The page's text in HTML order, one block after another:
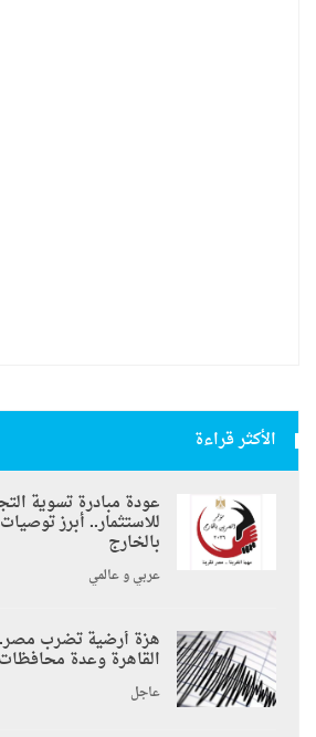
الأكثر قراءة
عودة مبادرة تسوية
للاستثمار.. أبرز
بالخارج
عربي و عالمي
هزة أرضية تضرب
القاهرة وعدة محافظات
عاجل